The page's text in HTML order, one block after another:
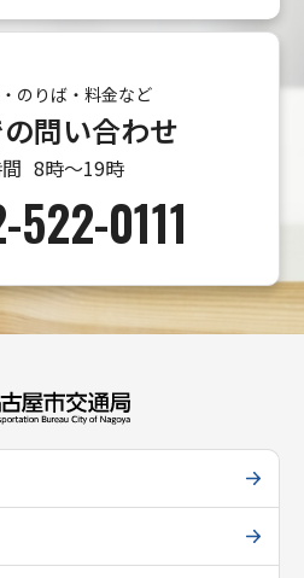
のりば・料金など
問い合わせ
8時〜19時
522-0111